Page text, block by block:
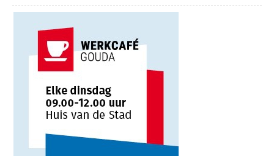
iedere do. WARENMARKT GOUDA-
iedere do. KOOPAVOND
in de binnenstad, tot 21u00.
iedere za. WARENMARKT GOUDA-
CENTRUM
Markt, 8u30-17u00.
Iedere za. STADSLICHT OP DE MARKT
veranderingen aan het uurwerk en carillon ter sprake, zoals de
panorama van Woerden is ook zeker de moeite waard. Op 4
schilderijen is nagenoeg het gehele beeld van de binnenstad van
Woerden vanaf de toren door de kunstenaars van de Kunstkring
over Woerden en omgeving. Bij mooi weer is de Domtoren van
Utrecht en het hoofdkantoor van de Rabobank te zien! Ook lukt
het soms om bij heel helder weer een glimp van Amsterdam en
De kosten voor de torenrondleiding zijn € 2,00 per persoon voor